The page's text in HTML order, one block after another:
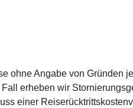
ohne Angabe von Gründen
erheben wir
einer